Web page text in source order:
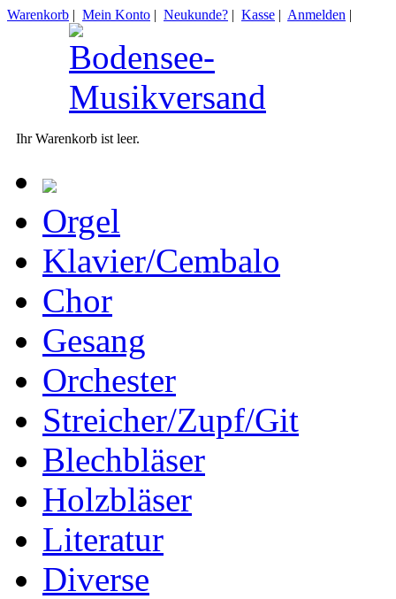
Warenkorb | Mein Konto | Neukunde? | Kasse | Anmelden |
Ihr Warenkorb ist leer.
Orgel
Klavier/Cembalo
Chor
Gesang
Orchester
Streicher/Zupf/Git
Blechbläser
Holzbläser
Literatur
Diverse